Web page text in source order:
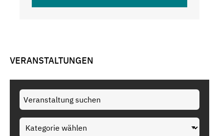
VERANSTALTUNGEN